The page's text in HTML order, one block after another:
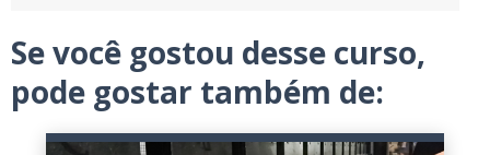
Se você gostou desse curso,
pode gostar também de: